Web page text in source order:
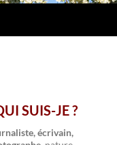
SUIS-JE ?
écrivain,